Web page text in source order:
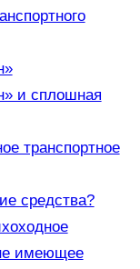
и сплошная
транспортное
средства?
имеющее